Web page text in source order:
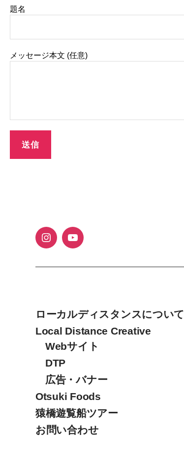
題名
メッセージ本文 (任意)
ローカルディスタンスについて
Local Distance Creative
Webサイト
DTP
広告・バナー
Otsuki Foods
猿橋遊覧船ツアー
お問い合わせ